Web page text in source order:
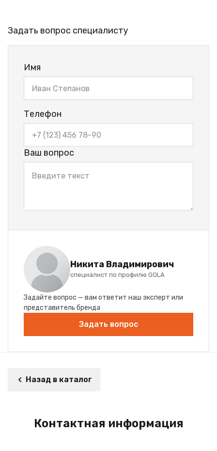
Задать вопрос специалисту
Имя
Телефон
Ваш вопрос
Никита Владимирович
специалист по профилю GOLA
Задайте вопрос — вам ответит наш эксперт или
представитель бренда
Задать вопрос
Назад в каталог
Контактная информация